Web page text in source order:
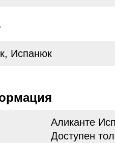
Испанюк
Аликанте
Доступен